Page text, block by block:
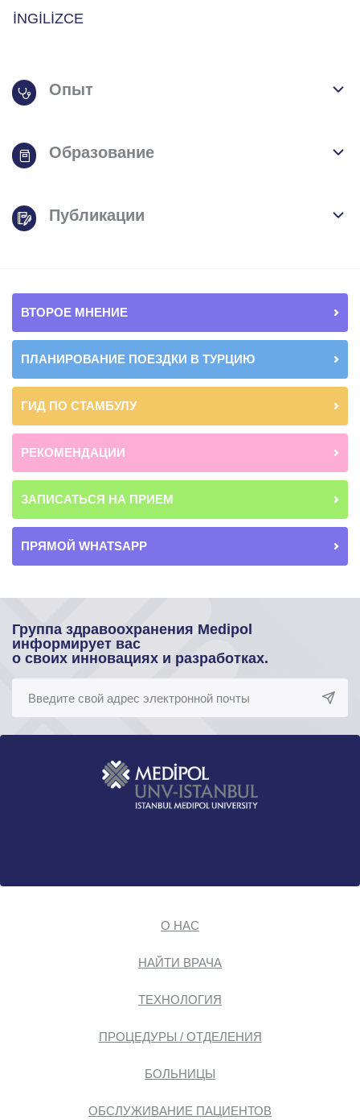
İNGİLİZCE
Опыт
Образование
Публикации
ВТОРОЕ МНЕНИЕ
ПЛАНИРОВАНИЕ ПОЕЗДКИ В ТУРЦИЮ
ГИД ПО СТАМБУЛУ
РЕКОМЕНДАЦИИ
ЗАПИСАТЬСЯ НА ПРИЕМ
ПРЯМОЙ WHATSAPP
Группа здравоохранения Medipol
информирует вас
о своих инновациях и разработках.
О НАС
НАЙТИ ВРАЧА
ТЕХНОЛОГИЯ
ПРОЦЕДУРЫ / ОТДЕЛЕНИЯ
БОЛЬНИЦЫ
ОБСЛУЖИВАНИЕ ПАЦИЕНТОВ